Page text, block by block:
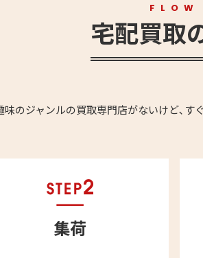
FLOW
宅配買取
味のジャンルの買取専門店がないけど､す
集荷